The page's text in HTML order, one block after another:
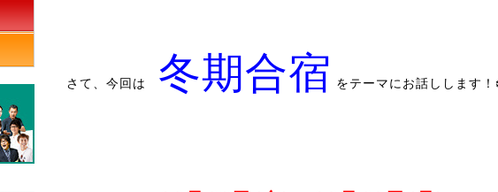
さて、今回は 冬期合宿 をテーマにお話しします！